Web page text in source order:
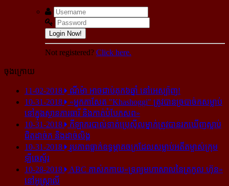
Login Now!
Not registered? Click here.
ចុងក្រោយ
11-02-2018
ណីម៉ា អាច​ជាប់​គុក​៦ឆ្នាំ នៅ​អេស្ប៉ាញ!
10-31-2018
«អ្នក​កាសែត "Khashoggi" ត្រូវ​បាន​ច្របាច់ក​សម្លាប់​
នៅ​ក្នុង​ស្ថាន​ភារធារី និង​កាត់​បំបែក​សព»
10-31-2018
កីឡាករ​បាល់ទាត់​ប្រេស៊ីល​ម្នាក់​ត្រូវ​បាន​រក​ឃើញ​ស្លាប់​
ជិត​ដាច់ក និង​ដាច់​លិង្គ
10-31-2018
រូបភាព​ធ្លាក់​ឧទ្ធម្ភាគចក្រ​ដែល​សម្លាប់​អតីត​ម្ចាស់​ក្រុម​
ឡីឆេស្ទ័រ
10-28-2018
ABC គាស់​កកាយ​«ទ្រព្យមហាសាល​នៃ​ត្រកូល ហ៊ុន»​
នៅ​អូស្ត្រាលី